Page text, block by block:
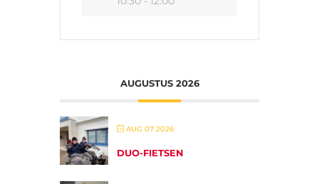
AUGUSTUS 2026
AUG 07 2026
DUO-FIETSEN